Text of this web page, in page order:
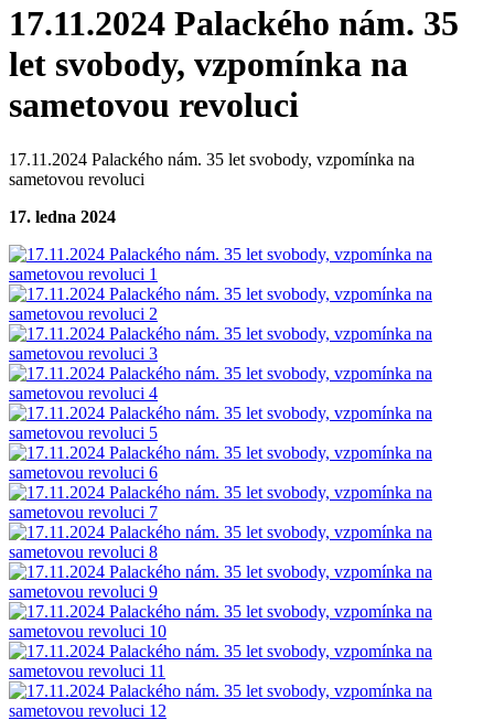
17.11.2024 Palackého nám. 35
let svobody, vzpomínka na
sametovou revoluci
17.11.2024 Palackého nám. 35 let svobody, vzpomínka na
sametovou revoluci
17. ledna 2024